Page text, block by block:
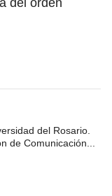
del Rosario.
de Comunicación